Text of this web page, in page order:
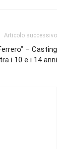
Articolo successivo
– Casting
i 10 e i 14 anni